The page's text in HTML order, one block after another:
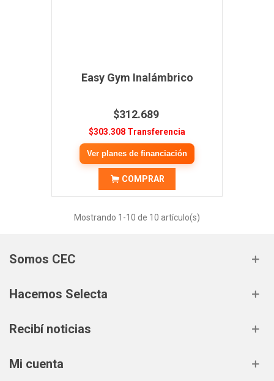
Easy Gym Inalámbrico
$312.689
$303.308 Transferencia
Ver planes de financiación
COMPRAR
Mostrando 1 -10 de 10 artículo(s)
Somos CEC
Hacemos Selecta
Recibí noticias
Mi cuenta